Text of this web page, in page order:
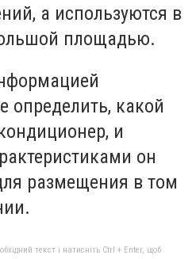
а используются в
площадью.
определить, какой
и
он
размещения в том
текст і натисніть Ctrl + Enter, щоб